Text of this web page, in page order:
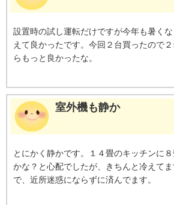
設置時の試し運転だけですが今年も暑く
えて良かったです。今回２台買ったので
らもっと良かったな。
室外機も静か
とにかく静かです。１４畳のキッチンに
かな？と心配でしたが、きちんと冷えて
で、近所迷惑にならずに済んでます。